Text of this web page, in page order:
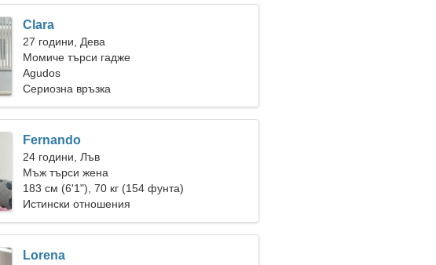
Clara
27 години, Дева
Момиче търси гадже
Agudos
Сериозна връзка
Fernando
24 години, Лъв
Мъж търси жена
183 см (6'1"), 70 кг (154 фунта)
Истински отношения
Lorena